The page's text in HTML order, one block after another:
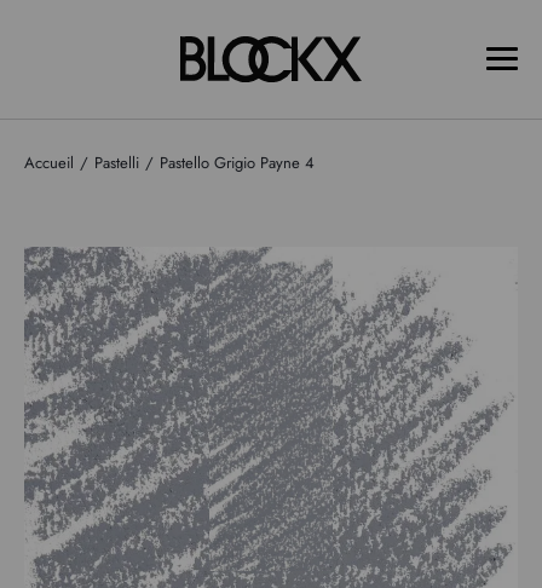
Accueil Pastelli Pastello Grigio Payne 4